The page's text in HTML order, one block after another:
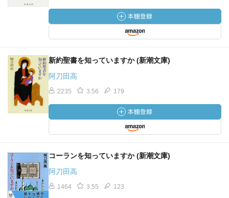
新約聖書を知っていますか (新潮文庫)
阿刀田高
2235 3.56 179
コーランを知っていますか (新潮文庫)
阿刀田高
1464 3.55 123